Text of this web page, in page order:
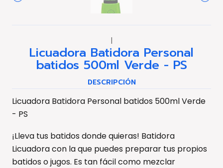
|
Licuadora Batidora Personal
batidos 500ml Verde - PS
DESCRIPCIÓN
Licuadora Batidora Personal batidos 500ml Verde
- PS
¡Lleva tus batidos donde quieras! Batidora
Licuadora con la que puedes preparar tus propios
batidos o jugos. Es tan fácil como mezclar